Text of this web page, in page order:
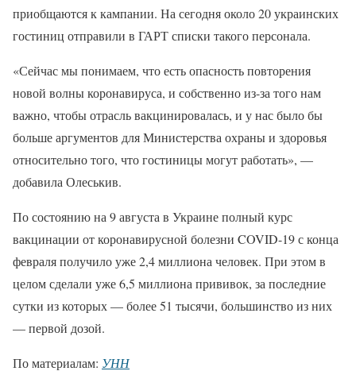
приобщаются к кампании. На сегодня около 20 украинских
гостиниц отправили в ГАРТ списки такого персонала.
«Сейчас мы понимаем, что есть опасность повторения
новой волны коронавируса, и собственно из-за того нам
важно, чтобы отрасль вакцинировалась, и у нас было бы
больше аргументов для Министерства охраны и здоровья
относительно того, что гостиницы могут работать», —
добавила Олеськив.
По состоянию на 9 августа в Украине полный курс
вакцинации от коронавирусной болезни COVID-19 с конца
февраля получило уже 2,4 миллиона человек. При этом в
целом сделали уже 6,5 миллиона прививок, за последние
сутки из которых — более 51 тысячи, большинство из них
— первой дозой.
По материалам: УНН